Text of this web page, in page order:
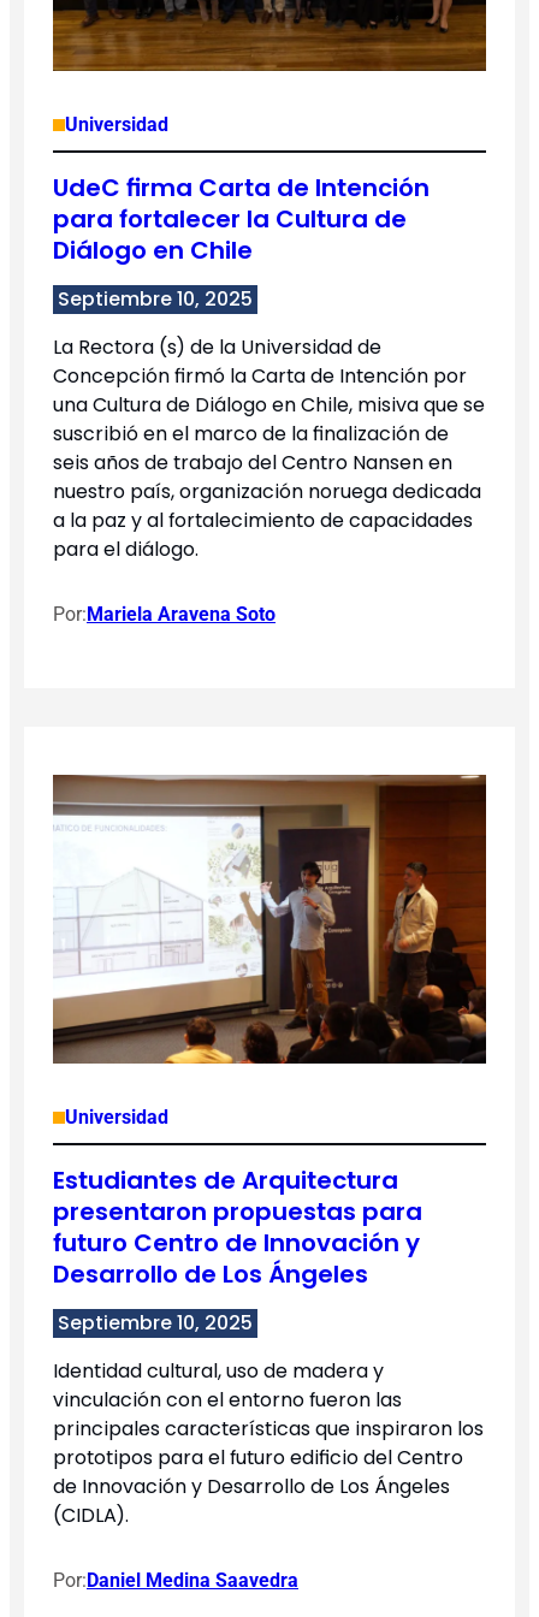
Universidad
UdeC firma Carta de Intención
para fortalecer la Cultura de
Diálogo en Chile
Septiembre 10, 2025
La Rectora (s) de la Universidad de
Concepción firmó la Carta de Intención por
una Cultura de Diálogo en Chile, misiva que se
suscribió en el marco de la finalización de
seis años de trabajo del Centro Nansen en
nuestro país, organización noruega dedicada
a la paz y al fortalecimiento de capacidades
para el diálogo.
Por:Mariela Aravena Soto
Universidad
Estudiantes de Arquitectura
presentaron propuestas para
futuro Centro de Innovación y
Desarrollo de Los Ángeles
Septiembre 10, 2025
Identidad cultural, uso de madera y
vinculación con el entorno fueron las
principales características que inspiraron los
prototipos para el futuro edificio del Centro
de Innovación y Desarrollo de Los Ángeles
(CIDLA).
Por:Daniel Medina Saavedra